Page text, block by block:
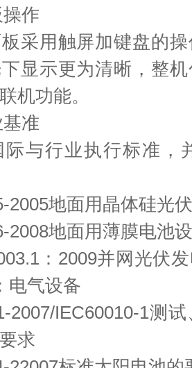
作
采⽤触屏加键盘的
显⽰更为清晰，整
机功能。
准
际与⾏业执⾏标准，
2005地⾯⽤晶体硅光
2008地⾯⽤薄膜电池
：2009并⽹光伏
电⽓设备
2007/IEC60010-1测
求